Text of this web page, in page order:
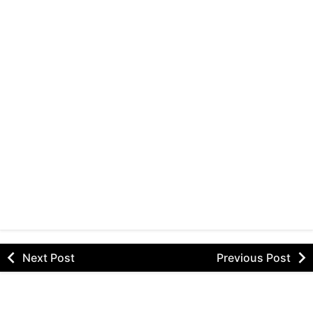
Next Post Previous Post